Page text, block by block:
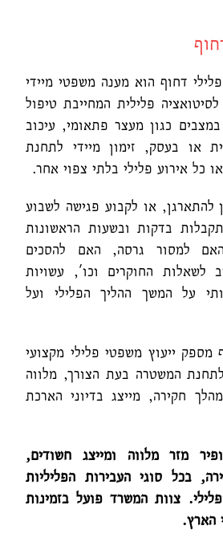
דחוף הוא מענה משפטי מיידי
פלילית המחייבת טיפול
כגון מעצר פתאומי, עיכוב
או בעסק, זימון מיידי לתחנת
כל אירוע פלילי בלתי צפוי אחר.
להתארגן, או לקבוע פגישה לשבוע
בדקות ובשעות הראשונות
למסור גרסה, האם להסכים
לשאלות החוקרים וכו', עשויות
על המשך ההליך הפלילי ועל
מספק ייעוץ משפטי פלילי מקצועי
המשטרה בעת הצורך, מלווה
חקירה, מייצג בדיוני הארכת
מזר מלווה ומייצג חשודים,
בכל סוגי העבירות הפליליות
צוות המשרד פועל בזמינות
.